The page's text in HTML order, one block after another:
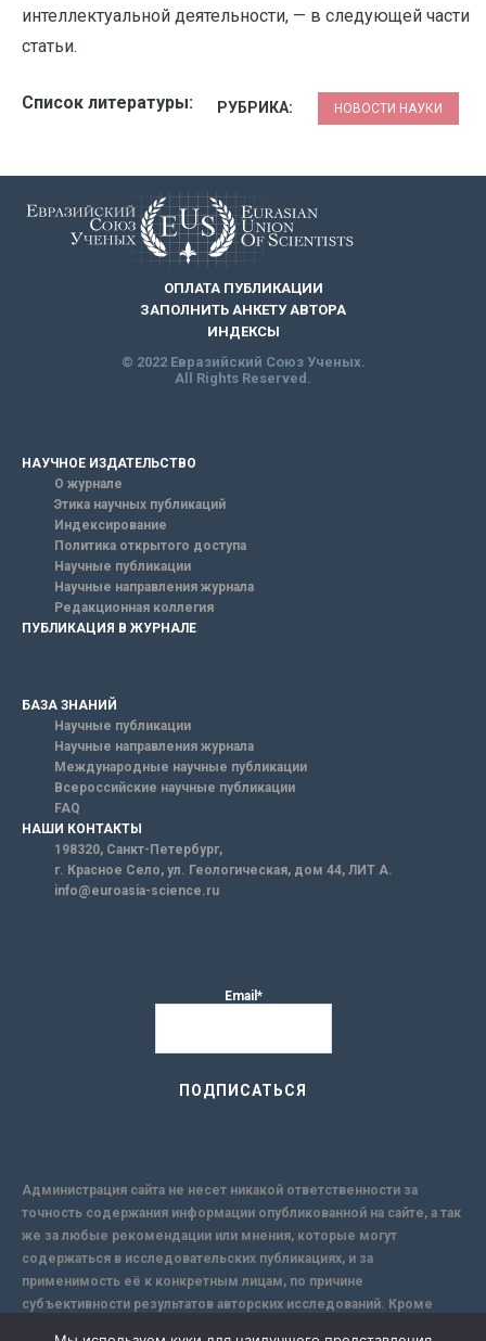
Список литературы: РУБРИКА: НОВОСТИ НАУКИ
ОПЛАТА ПУБЛИКАЦИИ
ЗАПОЛНИТЬ АНКЕТУ АВТОРА
ИНДЕКСЫ
© 2022 Евразийский Союз Ученых.
All Rights Reserved.
НАУЧНОЕ ИЗДАТЕЛЬСТВО
О журнале
Этика научных публикаций
Индексирование
Политика открытого доступа
Научные публикации
Научные направления журнала
Редакционная коллегия
ПУБЛИКАЦИЯ В ЖУРНАЛЕ
БАЗА ЗНАНИЙ
Научные публикации
Научные направления журнала
Международные научные публикации
Всероссийские научные публикации
FAQ
НАШИ КОНТАКТЫ
198320, Санкт-Петербург,
г. Красное Село, ул. Геологическая, дом 44, ЛИТ А.
info@euroasia-science.ru
Email*
Администрация сайта не несет никакой ответственности за
точность содержания информации опубликованной на сайте, а так
же за любые рекомендации или мнения, которые могут
содержаться в исследовательских публикациях, и за
применимость её к конкретным лицам, по причине
субъективности результатов авторских исследований. Кроме